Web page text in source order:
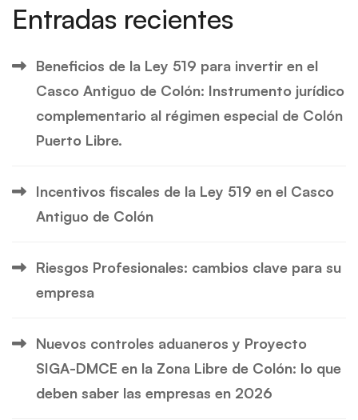
Entradas recientes
Beneficios de la Ley 519 para invertir en el
Casco Antiguo de Colón: Instrumento jurídico
complementario al régimen especial de Colón
Puerto Libre.
Incentivos fiscales de la Ley 519 en el Casco
Antiguo de Colón
Riesgos Profesionales: cambios clave para su
empresa
Nuevos controles aduaneros y Proyecto
SIGA-DMCE en la Zona Libre de Colón: lo que
deben saber las empresas en 2026